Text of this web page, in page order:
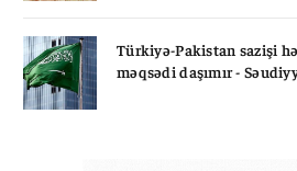
Türkiyə-Pakistan sazişi
məqsədi daşımır -